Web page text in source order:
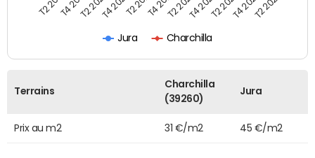
Jura Charchilla
Terrains
Charchilla
(39260)
Jura
Prix au m2 31 €/m2 45 €/m2